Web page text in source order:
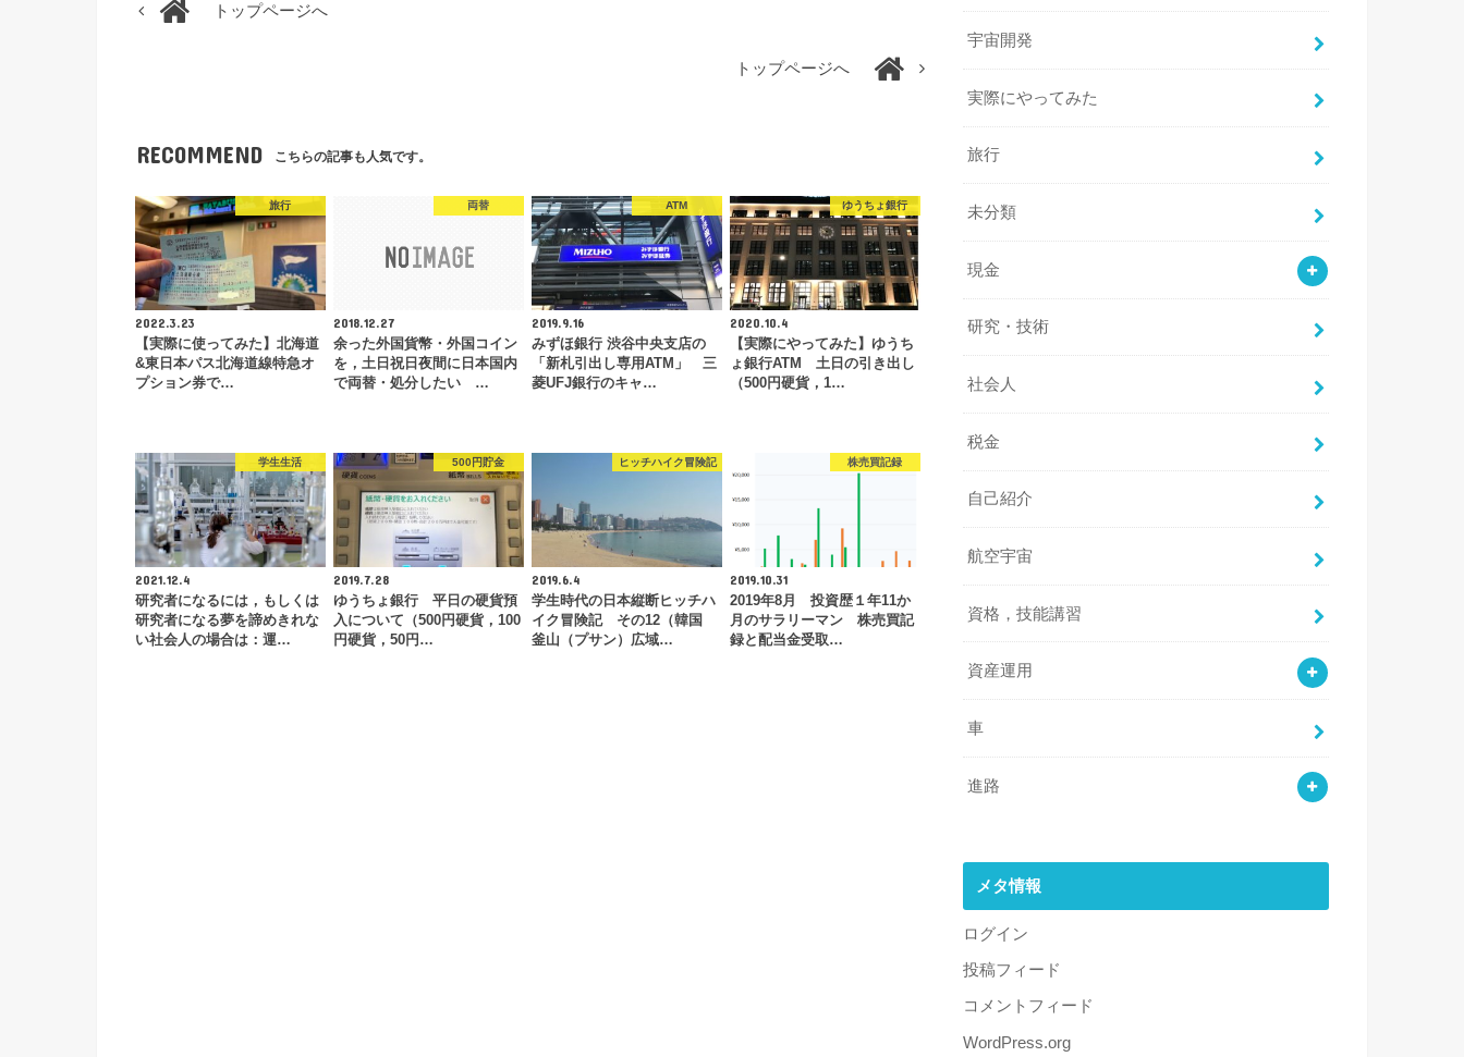
トップページへ
トップページへ
RECOMMEND こちらの記事も人気です。
旅行
2022.3.23
【実際に使ってみた】北海道
&東日本パス北海道線特急オ
プション券で…
両替
2018.12.27
余った外国貨幣・外国コイン
を，土日祝日夜間に日本国内
で両替・処分したい …
ATM
2019.9.16
みずほ銀行 渋谷中央支店の
「新札引出し専用ATM」 三
菱UFJ銀行のキャ…
ゆうちょ銀行
2020.10.4
【実際にやってみた】ゆうち
ょ銀行ATM 土日の引き出し
（500円硬貨，1…
学生生活
2021.12.4
研究者になるには，もしくは
研究者になる夢を諦めきれな
い社会人の場合は：運…
500円貯金
2019.7.28
ゆうちょ銀行 平日の硬貨預
入について（500円硬貨，100
円硬貨，50円…
ヒッチハイク冒険記
2019.6.4
学生時代の日本縦断ヒッチハ
イク冒険記 その12（韓国
釜山（プサン）広域…
株売買記録
2019.10.31
2019年8月 投資歴１年11か
月のサラリーマン 株売買記
録と配当金受取…
宇宙開発
実際にやってみた
旅行
未分類
現金
研究・技術
社会人
税金
自己紹介
航空宇宙
資格，技能講習
資産運用
車
進路
メタ情報
ログイン
投稿フィード
コメントフィード
WordPress.org